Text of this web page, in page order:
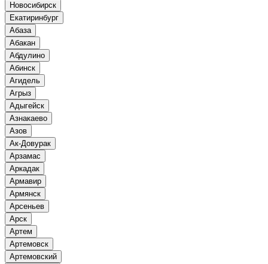
Новосибирск
Екатиринбург
Абаза
Абакан
Абдулино
Абинск
Агидель
Агрыз
Адыгейск
Азнакаево
Азов
Ак-Довурак
Арзамас
Аркадак
Армавир
Армянск
Арсеньев
Арск
Артем
Артемовск
Артемовский